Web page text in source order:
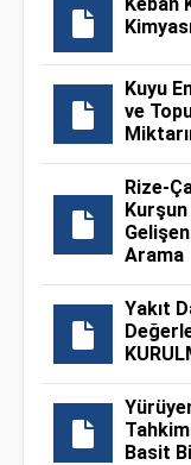
Kuyu
ve
Rize-
Kurşun
Arama
Yakıt
Basit